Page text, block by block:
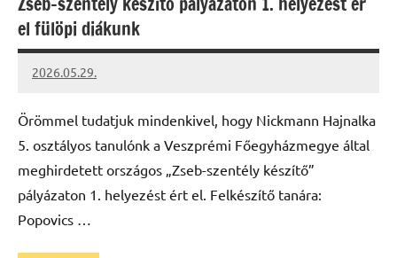
el fülöpi diákunk
2026.05.29.
Leiszt
Örömmel tudatjuk mindenkivel, hogy Nickmann Hajnalka
5. osztályos tanulónk a Veszprémi Főegyházmegye által
meghirdetett országos „Zseb-szentély készítő”
pályázaton 1. helyezést ért el. Felkészítő tanára:
Popovics …